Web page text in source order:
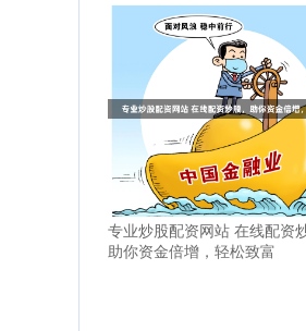
专业炒股配资网站 在线配资
助你资金倍增，轻松致富